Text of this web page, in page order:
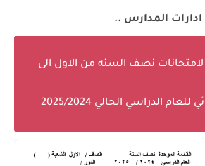
ادارات المدارس ..
لامتحانات نصف السنه من الاول الى
الدراسي الحالي 2025/2024